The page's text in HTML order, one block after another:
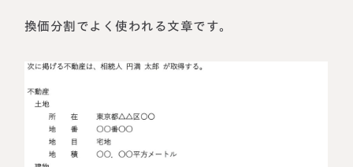
換価分割でよく使われる文章です。